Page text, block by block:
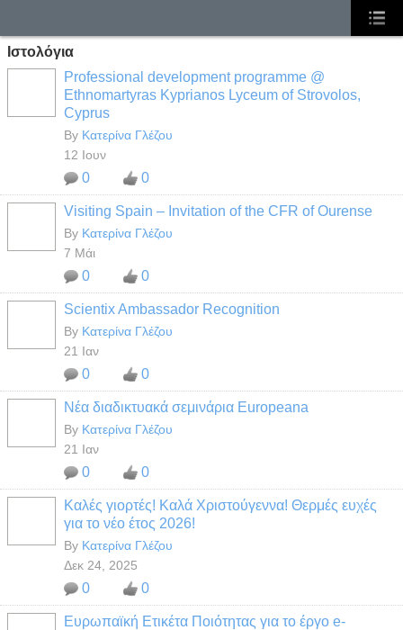
Ιστολόγια
Professional development programme @
Ethnomartyras Kyprianos Lyceum of Strovolos,
Cyprus
By Κατερίνα Γλέζου
12 Ιουν
0 0
Visiting Spain – Invitation of the CFR of Ourense
By Κατερίνα Γλέζου
7 Μάι
0 0
Scientix Ambassador Recognition
By Κατερίνα Γλέζου
21 Ιαν
0 0
Νέα διαδικτυακά σεμινάρια Europeana
By Κατερίνα Γλέζου
21 Ιαν
0 0
Καλές γιορτές! Καλά Χριστούγεννα! Θερμές ευχές
για το νέο έτος 2026!
By Κατερίνα Γλέζου
Δεκ 24, 2025
0 0
Ευρωπαϊκή Ετικέτα Ποιότητας για το έργο e-